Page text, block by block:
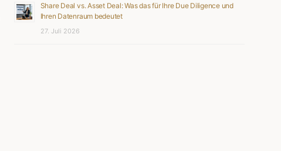
Share Deal vs. Asset Deal: Was das für Ihre Due Diligence und
Ihren Datenraum bedeutet
27. Juli 2026